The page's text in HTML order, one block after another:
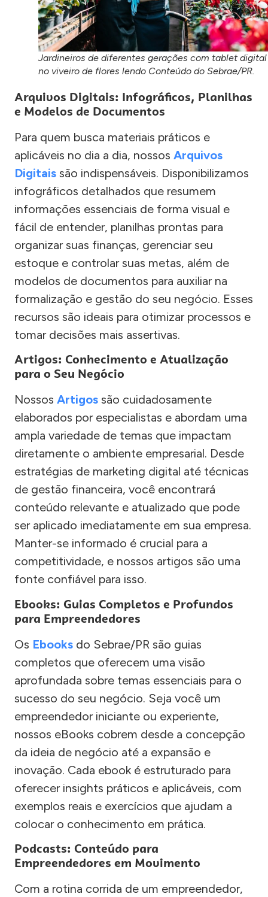
Jardineiros de diferentes gerações com tablet digital
no viveiro de flores lendo Conteúdo do Sebrae/PR.
Arquivos Digitais: Infográficos, Planilhas
e Modelos de Documentos
Para quem busca materiais práticos e
aplicáveis no dia a dia, nossos Arquivos
Digitais são indispensáveis. Disponibilizamos
infográficos detalhados que resumem
informações essenciais de forma visual e
fácil de entender, planilhas prontas para
organizar suas finanças, gerenciar seu
estoque e controlar suas metas, além de
modelos de documentos para auxiliar na
formalização e gestão do seu negócio. Esses
recursos são ideais para otimizar processos e
tomar decisões mais assertivas.
Artigos: Conhecimento e Atualização
para o Seu Negócio
Nossos Artigos são cuidadosamente
elaborados por especialistas e abordam uma
ampla variedade de temas que impactam
diretamente o ambiente empresarial. Desde
estratégias de marketing digital até técnicas
de gestão financeira, você encontrará
conteúdo relevante e atualizado que pode
ser aplicado imediatamente em sua empresa.
Manter-se informado é crucial para a
competitividade, e nossos artigos são uma
fonte confiável para isso.
Ebooks: Guias Completos e Profundos
para Empreendedores
Os Ebooks do Sebrae/PR são guias
completos que oferecem uma visão
aprofundada sobre temas essenciais para o
sucesso do seu negócio. Seja você um
empreendedor iniciante ou experiente,
nossos eBooks cobrem desde a concepção
da ideia de negócio até a expansão e
inovação. Cada ebook é estruturado para
oferecer insights práticos e aplicáveis, com
exemplos reais e exercícios que ajudam a
colocar o conhecimento em prática.
Podcasts: Conteúdo para
Empreendedores em Movimento
Com a rotina corrida de um empreendedor,